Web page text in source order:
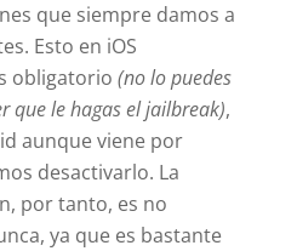
que siempre damos a
Esto en iOS
obligatorio (no lo puedes
que le hagas el jailbreak),
aunque viene por
desactivarlo. La
por tanto, es no
ya que es bastante